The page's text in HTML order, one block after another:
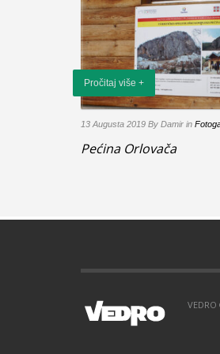
Pročitaj više +
13 Augusta 2019 By Damir in
Pećina Orlovača